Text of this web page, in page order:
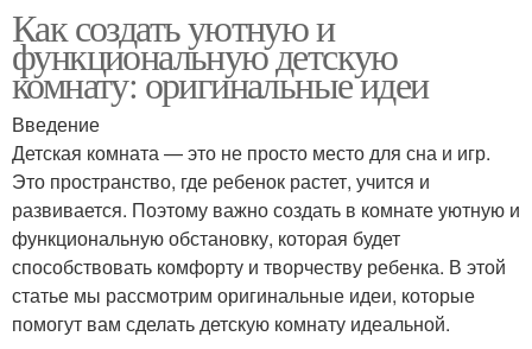
Как создать уютную и
функциональную детскую
комнату: оригинальные идеи
Введение
Детская комната — это не просто место для сна и игр.
Это пространство, где ребенок растет, учится и
развивается. Поэтому важно создать в комнате уютную и
функциональную обстановку, которая будет
способствовать комфорту и творчеству ребенка. В этой
статье мы рассмотрим оригинальные идеи, которые
помогут вам сделать детскую комнату идеальной.